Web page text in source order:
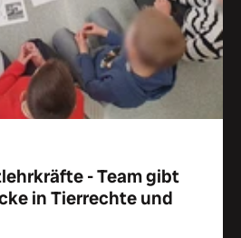
- Team gibt
in Tierrechte und